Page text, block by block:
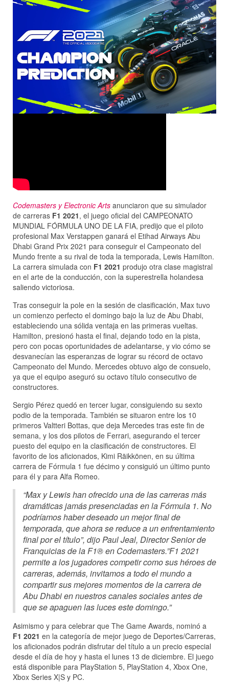
Codemasters y Electronic Arts anunciaron que su simulador
de carreras F1 2021, el juego oficial del CAMPEONATO
MUNDIAL FÓRMULA UNO DE LA FIA, predijo que el piloto
profesional Max Verstappen ganará el Etihad Airways Abu
Dhabi Grand Prix 2021 para conseguir el Campeonato del
Mundo frente a su rival de toda la temporada, Lewis Hamilton.
La carrera simulada con F1 2021 produjo otra clase magistral
en el arte de la conducción, con la superestrella holandesa
saliendo victoriosa.
Tras conseguir la pole en la sesión de clasificación, Max tuvo
un comienzo perfecto el domingo bajo la luz de Abu Dhabi,
estableciendo una sólida ventaja en las primeras vueltas.
Hamilton, presionó hasta el final, dejando todo en la pista,
pero con pocas oportunidades de adelantarse, y vio cómo se
desvanecían las esperanzas de lograr su récord de octavo
Campeonato del Mundo. Mercedes obtuvo algo de consuelo,
ya que el equipo aseguró su octavo título consecutivo de
constructores.
Sergio Pérez quedó en tercer lugar, consiguiendo su sexto
podio de la temporada. También se situaron entre los 10
primeros Valtteri Bottas, que deja Mercedes tras este fin de
semana, y los dos pilotos de Ferrari, asegurando el tercer
puesto del equipo en la clasificación de constructores. El
favorito de los aficionados, Kimi Räikkönen, en su última
carrera de Fórmula 1 fue décimo y consiguió un último punto
para él y para Alfa Romeo.
“Max y Lewis han ofrecido una de las carreras más
dramáticas jamás presenciadas en la Fórmula 1. No
podríamos haber deseado un mejor final de
temporada, que ahora se reduce a un enfrentamiento
final por el título”, dijo Paul Jeal, Director Senior de
Franquicias de la F1® en Codemasters.”F1 2021
permite a los jugadores competir como sus héroes de
carreras, además, invitamos a todo el mundo a
compartir sus mejores momentos de la carrera de
Abu Dhabi en nuestros canales sociales antes de
que se apaguen las luces este domingo.”
Asimismo y para celebrar que The Game Awards, nominó a
F1 2021 en la categoría de mejor juego de Deportes/Carreras,
los aficionados podrán disfrutar del título a un precio especial
desde el día de hoy y hasta el lunes 13 de diciembre. El juego
está disponible para PlayStation 5, PlayStation 4, Xbox One,
Xbox Series X|S y PC.